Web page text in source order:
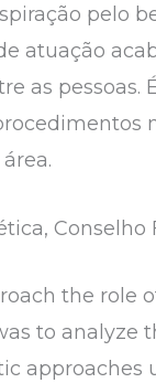
pelo
atuação
as
Conselho
the role
to
approaches